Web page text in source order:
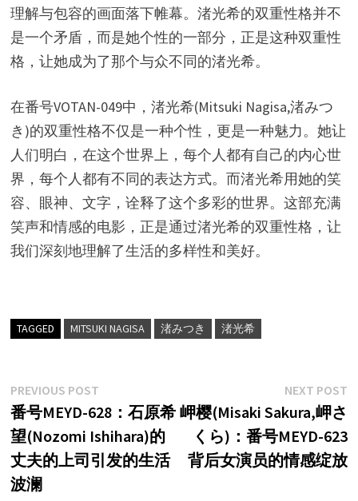
理解与包容的画面落下帷幕。渚光希的双重性格并不
是一个矛盾，而是她个性的一部分，正是这种双重性
格，让她成为了那个与众不同的渚光希。
在番号VOTAN-049中，渚光希(Mitsuki Nagisa,渚みつ
き)的双重性格不仅是一种个性，更是一种魅力。她让
人们明白，在这个世界上，每个人都有自己的内心世
界，每个人都有不同的表达方式。而渚光希用她的笑
容、眼神、文字，诠释了这个多彩的世界。这部充满
笑声和情感的电影，正是通过渚光希的双重性格，让
我们深刻地理解了生活的多样性和美好。
TAGGED MITSUKI NAGISA 渚みつき 渚光希
文
章
导
航
PREVIOUS POSTPrevious
post:
番号MEYD-628：石原希
望(Nozomi Ishihara)的
丈夫的上司引发的生活
波澜
NEXT POST
岬樱(Misaki Sakura,岬さ
くら)：番号MEYD-623
背后女演员的情感绽放